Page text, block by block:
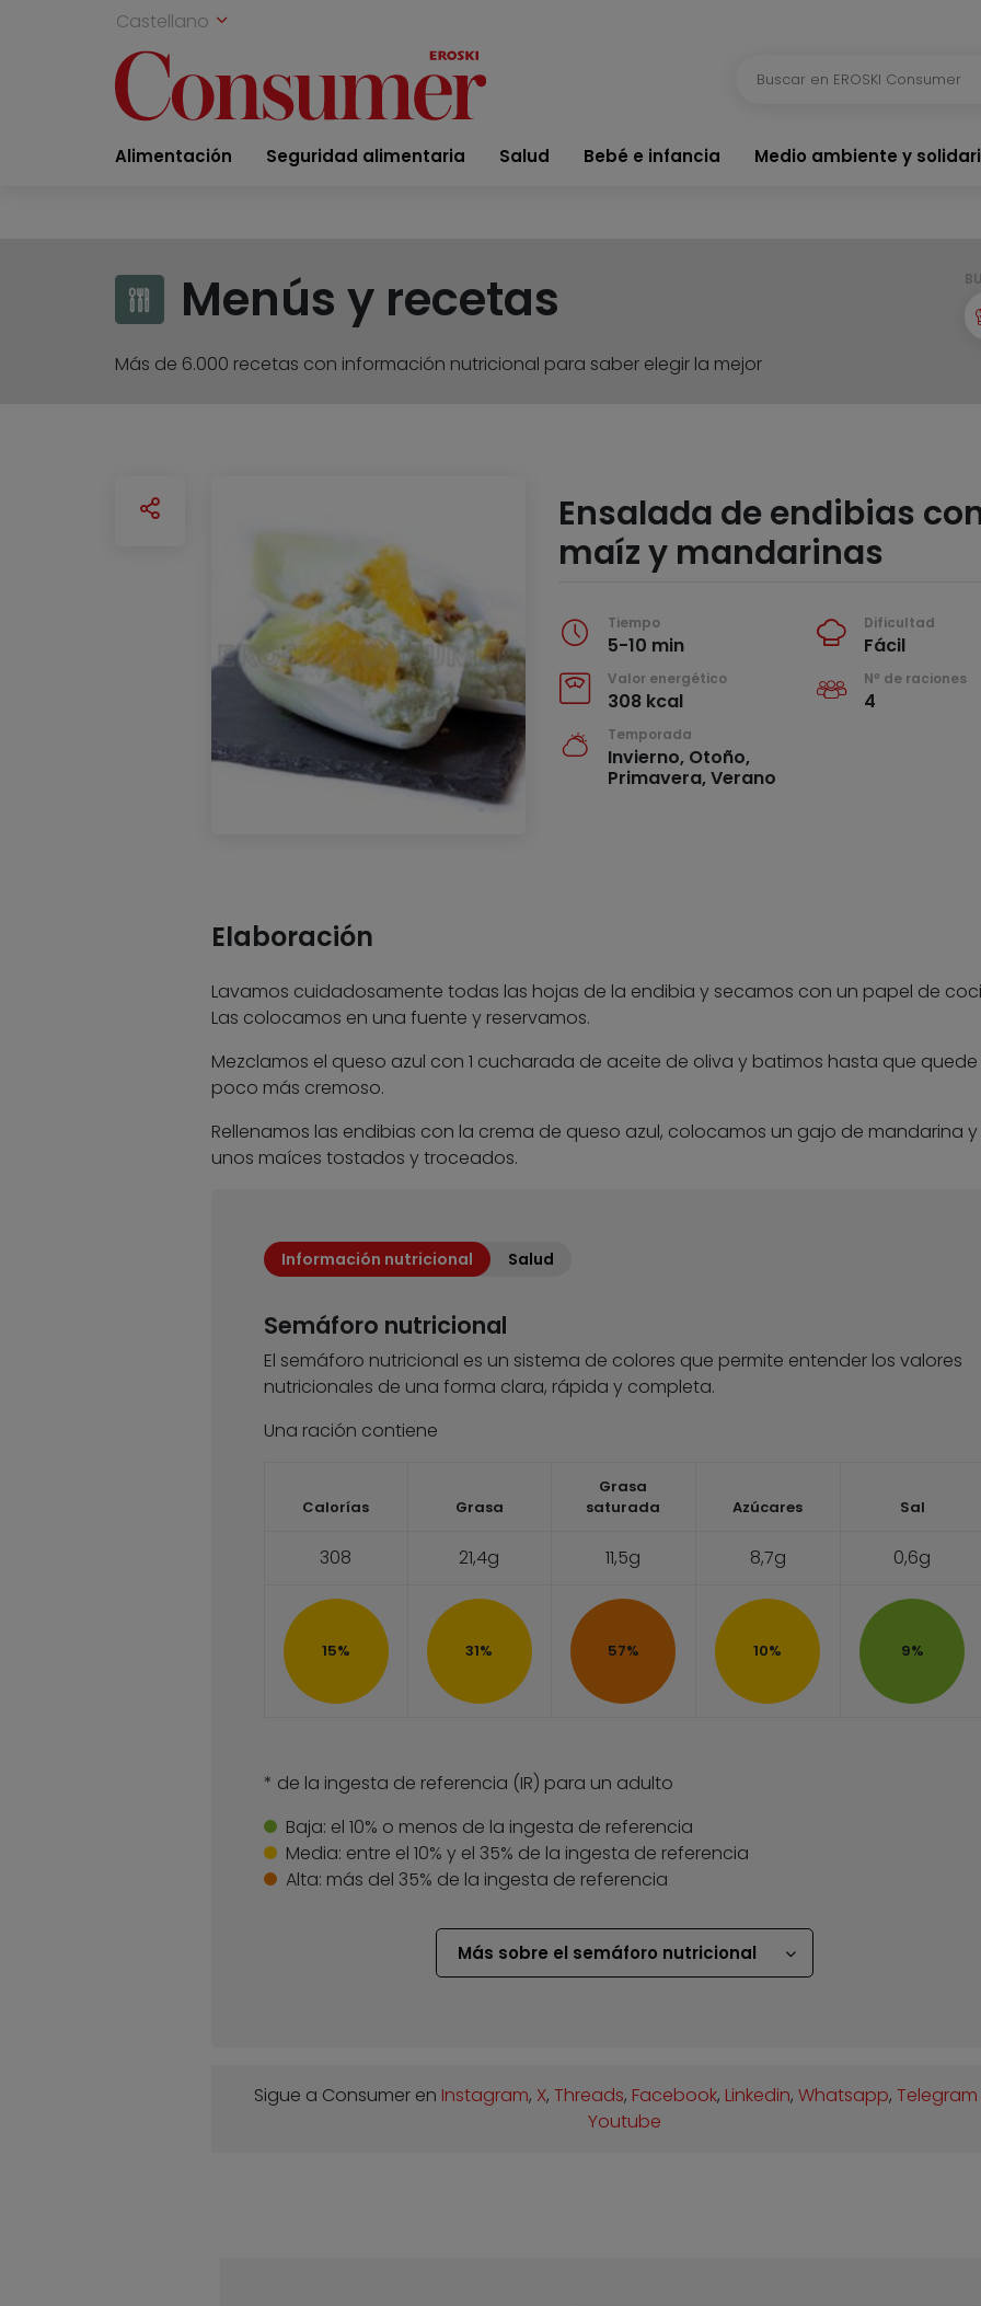
Castellano
Alimentación Seguridad alimentaria Salud Bebé e infancia Medio ambiente y
Menús y recetas
Más de 6.000 recetas con información nutricional para saber elegir la mejor
Ensalada de endibias
maíz y mandarinas
Tiempo
5-10 min
Dificultad
Fácil
Valor energético
308 kcal
Nº de raciones
4
Temporada
Invierno, Otoño,
Primavera, Verano
Elaboración
Lavamos cuidadosamente todas las hojas de la endibia y secamos con un papel de
Las colocamos en una fuente y reservamos.
Mezclamos el queso azul con 1 cucharada de aceite de oliva y batimos hasta que
poco más cremoso.
Rellenamos las endibias con la crema de queso azul, colocamos un gajo de mandarina
unos maíces tostados y troceados.
Información nutricional Salud
Semáforo nutricional
El semáforo nutricional es un sistema de colores que permite entender los valores
nutricionales de una forma clara, rápida y completa.
Una ración contiene
Calorías Grasa
Grasa
saturada
Azúcares Sal
308 21,4g 11,5g 8,7g 0,6g
15% 31% 57% 10% 9%
* de la ingesta de referencia (IR) para un adulto
Baja: el 10% o menos de la ingesta de referencia
Media: entre el 10% y el 35% de la ingesta de referencia
Alta: más del 35% de la ingesta de referencia
Más sobre el semáforo nutricional
Sigue a Consumer en Instagram, X,Threads, Facebook, Linkedin,Whatsapp,Telegram
Youtube